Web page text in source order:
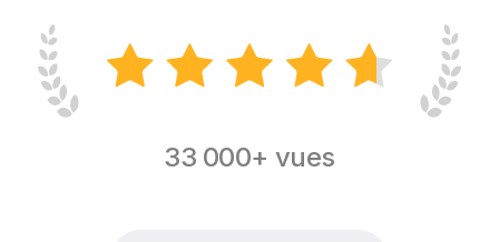
33 000+ vues